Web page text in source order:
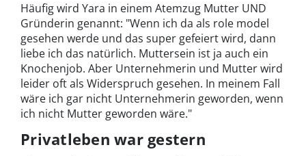
Häufig wird Yara in einem Atemzug Mutter UND
Gründerin genannt: "Wenn ich da als role model
gesehen werde und das super gefeiert wird, dann
liebe ich das natürlich. Muttersein ist ja auch ein
Knochenjob. Aber Unternehmerin und Mutter wird
leider oft als Widerspruch gesehen. In meinem Fall
wäre ich gar nicht Unternehmerin geworden, wenn
ich nicht Mutter geworden wäre."
Privatleben war gestern